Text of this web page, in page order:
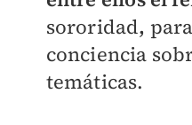
sororidad,
conciencia
temáticas.